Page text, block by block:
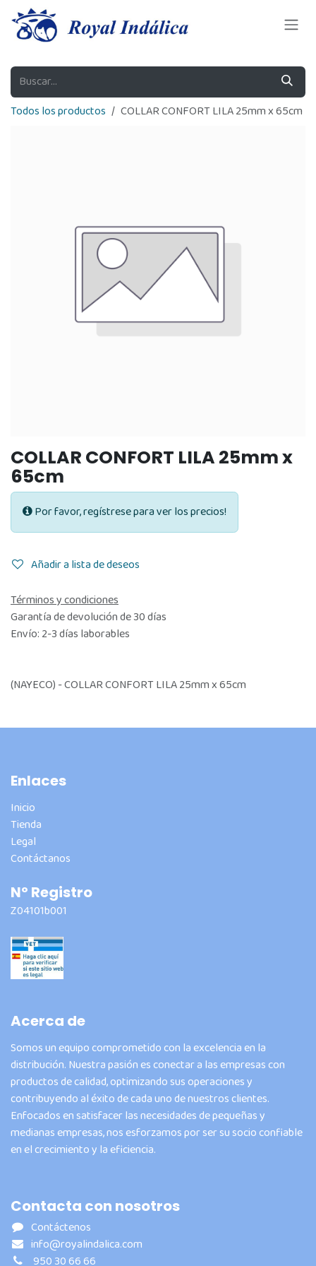
Ir al contenido
Todos los productos COLLAR CONFORT LILA 25mm x 65cm
COLLAR CONFORT LILA 25mm x
65cm
Por favor, regístrese para ver los precios!
Añadir a lista de deseos
Términos y condiciones
Garantía de devolución de 30 días
Envío: 2-3 días laborables
(NAYECO) - COLLAR CONFORT LILA 25mm x 65cm
Enlaces
Inicio
Tienda
Legal
Contáctanos
Nº Registro
Z04101b001
Acerca de
Somos un equipo comprometido con la excelencia en la
distribución. Nuestra pasión es conectar a las empresas con
productos de calidad, optimizando sus operaciones y
contribuyendo al éxito de cada uno de nuestros clientes.
Enfocados en satisfacer las necesidades de pequeñas y
medianas empresas, nos esforzamos por ser su socio confiable
en el crecimiento y la eficiencia.
Contacta con nosotros
Contáctenos
info@royalindalica.com
950 30 66 66